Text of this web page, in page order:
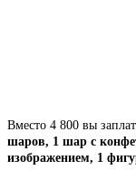
Вместо 4 800 вы
шаров, 1 шар с
изображением, 1